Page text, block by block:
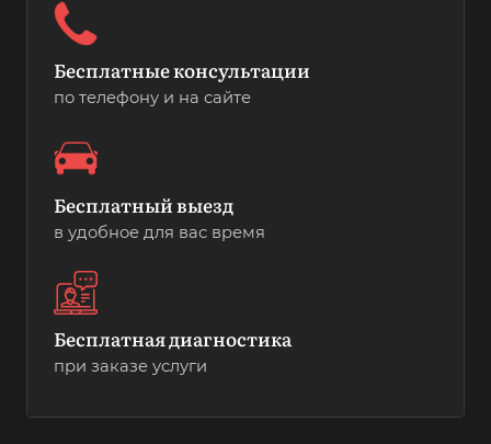
Бесплатные консультации
по телефону и на сайте
Бесплатный выезд
в удобное для вас время
Бесплатная диагностика
при заказе услуги